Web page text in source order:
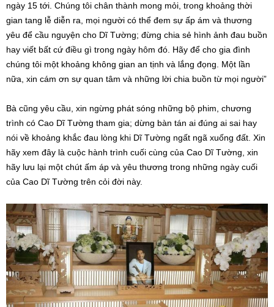
ngày 15 tới. Chúng tôi chân thành mong mỏi, trong khoảng thời
gian tang lễ diễn ra, mọi người có thể đem sự ấp ám và thương
yêu để cầu nguyện cho Dĩ Tường; đừng chia sẻ hình ảnh đau buồn
hay viết bất cứ điều gì trong ngày hôm đó. Hãy để cho gia đình
chúng tôi một khoảng không gian an tịnh và lắng đọng. Một lần
nữa, xin cám ơn sự quan tâm và những lời chia buồn từ mọi người”
Bà cũng yêu cầu, xin ngừng phát sóng những bộ phim, chương
trình có Cao Dĩ Tường tham gia; dừng bàn tán ai đúng ai sai hay
nói về khoảng khắc đau lòng khi Dĩ Tường ngất ngã xuống đất. Xin
hãy xem đây là cuộc hành trình cuối cùng của Cao Dĩ Tường, xin
hãy lưu lại một chút ấm áp và yêu thương trong những ngày cuối
của Cao Dĩ Tường trên cỏi đời này.